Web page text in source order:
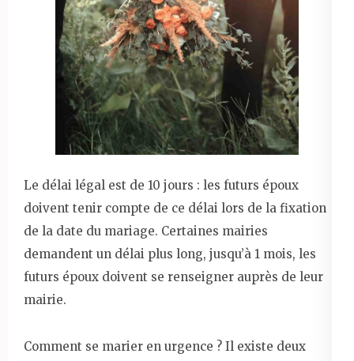
Le délai légal est de 10 jours : les futurs époux
doivent tenir compte de ce délai lors de la fixation
de la date du mariage. Certaines mairies
demandent un délai plus long, jusqu’à 1 mois, les
futurs époux doivent se renseigner auprès de leur
mairie.
Comment se marier en urgence ? Il existe deux